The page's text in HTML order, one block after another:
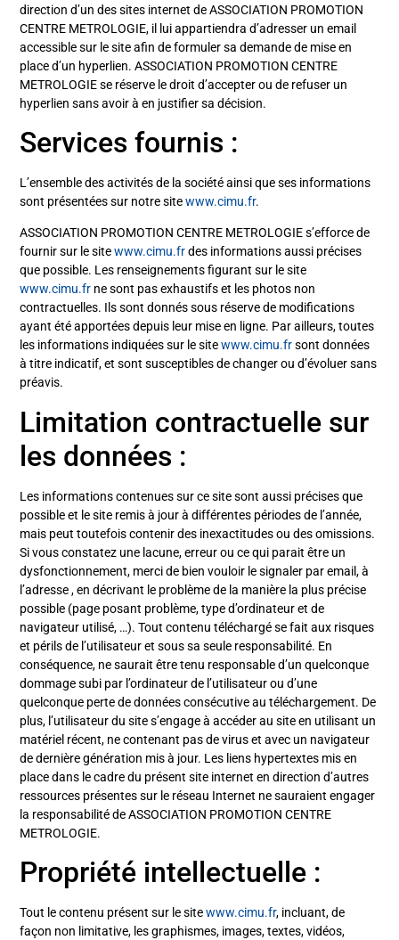
direction d’un des sites internet de ASSOCIATION PROMOTION
CENTRE METROLOGIE, il lui appartiendra d’adresser un email
accessible sur le site afin de formuler sa demande de mise en
place d’un hyperlien. ASSOCIATION PROMOTION CENTRE
METROLOGIE se réserve le droit d’accepter ou de refuser un
hyperlien sans avoir à en justifier sa décision.
Services fournis :
L’ensemble des activités de la société ainsi que ses informations
sont présentées sur notre sitewww.cimu.fr.
ASSOCIATION PROMOTION CENTRE METROLOGIE s’efforce de
fournir sur le sitewww.cimu.frdes informations aussi précises
que possible. Les renseignements figurant sur le site
www.cimu.fr ne sont pas exhaustifs et les photos non
contractuelles. Ils sont donnés sous réserve de modifications
ayant été apportées depuis leur mise en ligne. Par ailleurs, toutes
les informations indiquées sur le sitewww.cimu.frsont données
à titre indicatif, et sont susceptibles de changer ou d’évoluer sans
préavis.
Limitation contractuelle sur
les données :
Les informations contenues sur ce site sont aussi précises que
possible et le site remis à jour à différentes périodes de l’année,
mais peut toutefois contenir des inexactitudes ou des omissions.
Si vous constatez une lacune, erreur ou ce qui parait être un
dysfonctionnement, merci de bien vouloir le signaler par email, à
l’adresse , en décrivant le problème de la manière la plus précise
possible (page posant problème, type d’ordinateur et de
navigateur utilisé, …). Tout contenu téléchargé se fait aux risques
et périls de l’utilisateur et sous sa seule responsabilité. En
conséquence, ne saurait être tenu responsable d’un quelconque
dommage subi par l’ordinateur de l’utilisateur ou d’une
quelconque perte de données consécutive au téléchargement. De
plus, l’utilisateur du site s’engage à accéder au site en utilisant un
matériel récent, ne contenant pas de virus et avec un navigateur
de dernière génération mis à jour. Les liens hypertextes mis en
place dans le cadre du présent site internet en direction d’autres
ressources présentes sur le réseau Internet ne sauraient engager
la responsabilité de ASSOCIATION PROMOTION CENTRE
METROLOGIE.
Propriété intellectuelle :
Tout le contenu présent sur le sitewww.cimu.fr, incluant, de
façon non limitative, les graphismes, images, textes, vidéos,